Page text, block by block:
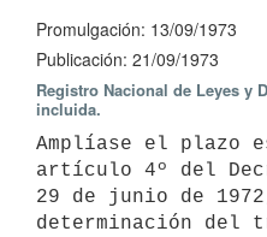
Promulgación: 13/09/1973
Publicación: 21/09/1973
Registro Nacional de Leyes y
incluida.
Amplíase el plazo
artículo 4º del
29 de junio de
determinación